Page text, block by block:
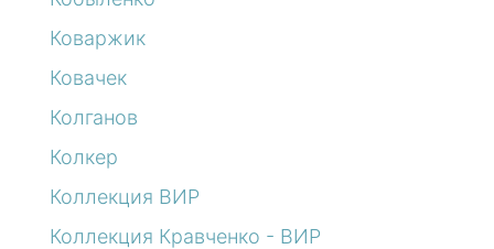
Коваржик
Ковачек
Колганов
Колкер
Коллекция ВИР
Коллекция Кравченко - ВИР